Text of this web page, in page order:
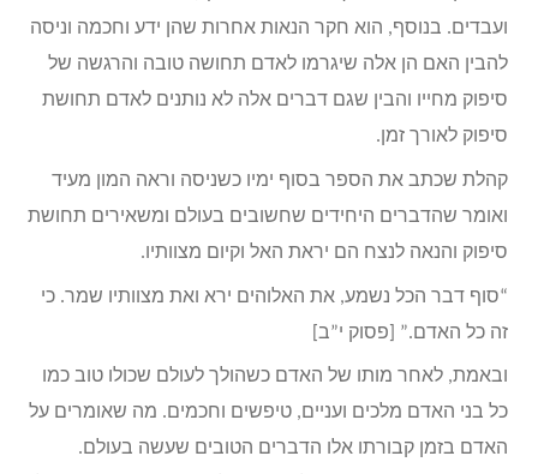
ועבדים. בנוסף, הוא חקר הנאות אחרות שהן ידע וחכמה וניסה
להבין האם הן אלה שיגרמו לאדם תחושה טובה והרגשה של
סיפוק מחייו והבין שגם דברים אלה לא נותנים לאדם תחושת
סיפוק לאורך זמן.
קהלת שכתב את הספר בסוף ימיו כשניסה וראה המון מעיד
ואומר שהדברים היחידים שחשובים בעולם ומשאירים תחושת
סיפוק והנאה לנצח הם יראת האל וקיום מצוותיו.
“סוף דבר הכל נשמע, את האלוהים ירא ואת מצוותיו שמר. כי
זה כל האדם.” [פסוק י”ב]
ובאמת, לאחר מותו של האדם כשהולך לעולם שכולו טוב כמו
כל בני האדם מלכים ועניים, טיפשים וחכמים. מה שאומרים על
האדם בזמן קבורתו אלו הדברים הטובים שעשה בעולם.